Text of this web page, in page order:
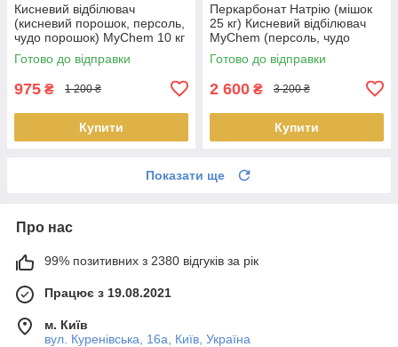
Кисневий відбілювач
(кисневий порошок, персоль,
чудо порошок) MyChem 10 кг
у пакеті
Готово до відправки
975 ₴ 1 200 ₴
Купити
Перкарбонат Натрію (мішок
25 кг) Кисневий відбілювач
MyChem (персоль, чудо
порошок)
Готово до відправки
2 600 ₴ 3 200 ₴
Купити
Показати ще
Про нас
99% позитивних з 2380 відгуків за рік
Працює з 19.08.2021
м. Київ
вул. Куренівська, 16а, Київ, Україна